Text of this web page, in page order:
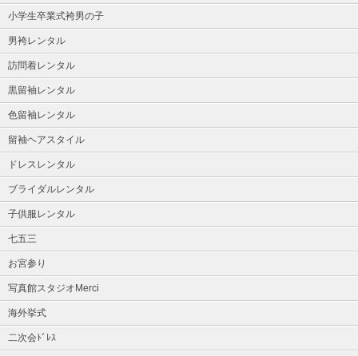
小学生卒業式袴男の子
男袴レンタル
訪問着レンタル
黒留袖レンタル
色留袖レンタル
留袖ヘアスタイル
ドレスレンタル
ブライダルレンタル
子供服レンタル
七五三
お宮参り
写真館スタジオMerci
海外挙式
二次会ﾄﾞﾚｽ